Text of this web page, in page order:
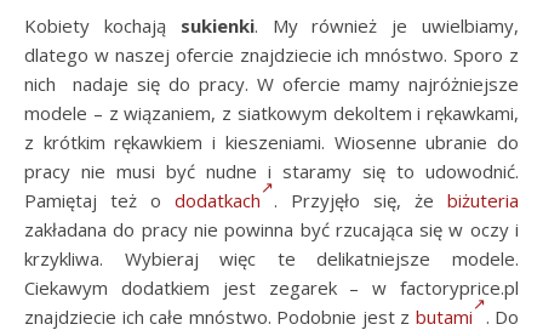
Kobiety kochają sukienki. My również je uwielbiamy,
dlatego w naszej ofercie znajdziecie ich mnóstwo. Sporo z
nich nadaje się do pracy. W ofercie mamy najróżniejsze
modele – z wiązaniem, z siatkowym dekoltem i rękawkami,
z krótkim rękawkiem i kieszeniami. Wiosenne ubranie do
pracy nie musi być nudne i staramy się to udowodnić.
Pamiętaj też o dodatkach . Przyjęło się, że biżuteria
zakładana do pracy nie powinna być rzucająca się w oczy i
krzykliwa. Wybieraj więc te delikatniejsze modele.
Ciekawym dodatkiem jest zegarek – w factoryprice.pl
znajdziecie ich całe mnóstwo. Podobnie jest z butami
. Do